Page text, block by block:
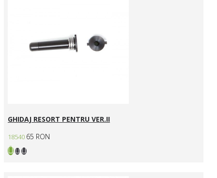
GHIDAJ RESORT PENTRU VER.II
18540 65 RON